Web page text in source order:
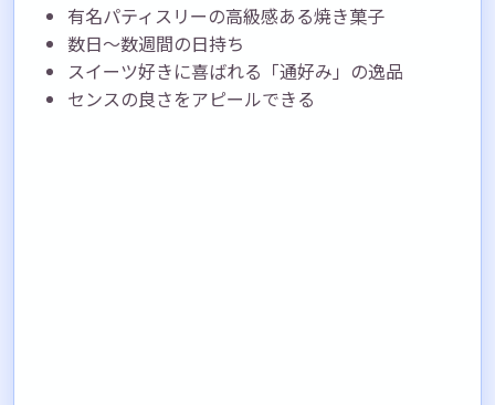
有名パティスリーの高級感ある焼き菓子
数日〜数週間の日持ち
スイーツ好きに喜ばれる「通好み」の逸品
センスの良さをアピールできる